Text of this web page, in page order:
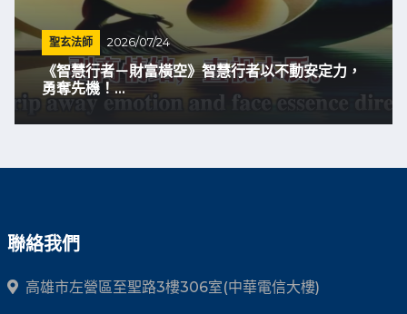
聖玄法師 2026/07/24
《智慧行者－財富橫空》智慧行者以不動安定力，
勇奪先機！...
聯絡我們
高雄市左營區至聖路3樓306室(中華電信大樓)